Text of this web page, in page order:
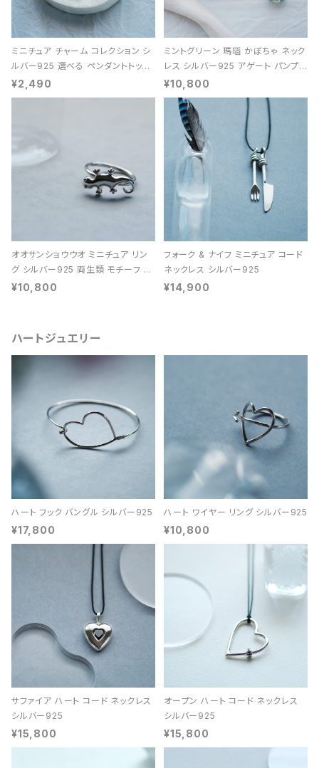
ミニチュア チャーム コレクション シ
ルバー925 選べる ペンダントトップ
レディース ユニセックス
¥2,490
ミントグリーン 瑪瑙 かぼちゃ ネック
レス シルバー925 アゲート パンプキ
ン 天然石 レディース
¥10,800
オオサンショウウオ ミニチュア リン
グ シルバー925 両生類 モチーフ レ
ディース ユニセックス
¥10,800
フォーク & ナイフ ミニチュア コード
ネックレス シルバー925
¥14,900
ハートジュエリー
ハート フック バングル シルバー925
¥17,800
ハート ワイヤー リング シルバー925
¥10,800
サファイア ハート コード ネックレス
シルバー925
¥15,800
オープン ハート コード ネックレス
シルバー925
¥15,800